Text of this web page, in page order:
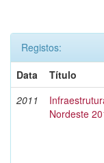
Registos:
Data
Título
2011
Nordeste